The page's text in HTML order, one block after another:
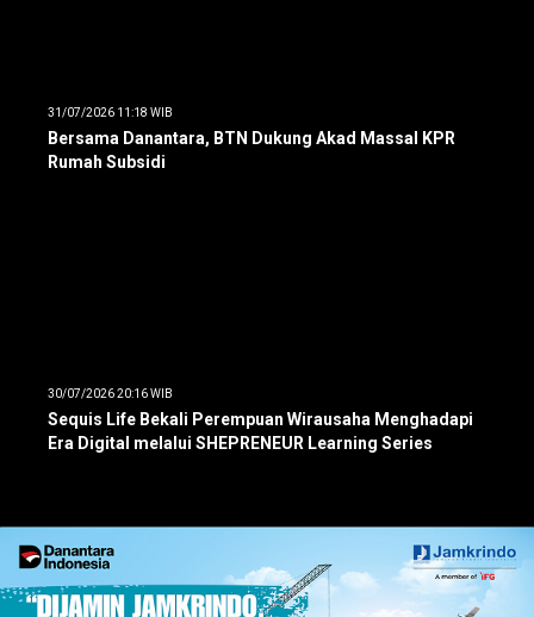
31/07/2026 11:18 WIB
Bersama Danantara, BTN Dukung Akad Massal KPR
Rumah Subsidi
30/07/2026 20:16 WIB
Sequis Life Bekali Perempuan Wirausaha Menghadapi
Era Digital melalui SHEPRENEUR Learning Series